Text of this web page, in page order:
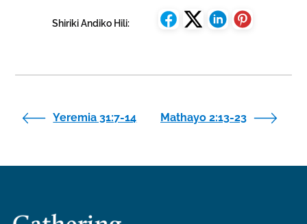
Shiriki Andiko Hili:
Yeremia 31:7-14 Mathayo 2:13-23